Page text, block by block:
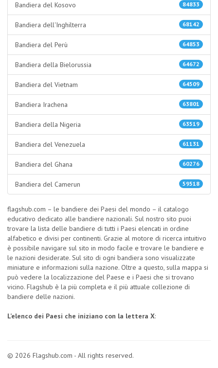
84833
Bandiera del Kosovo
68142
Bandiera dell'Inghilterra
64853
Bandiera del Perù
64672
Bandiera della Bielorussia
64509
Bandiera del Vietnam
63801
Bandiera Irachena
63519
Bandiera della Nigeria
61131
Bandiera del Venezuela
60276
Bandiera del Ghana
59518
Bandiera del Camerun
flagshub.com – le bandiere dei Paesi del mondo – il catalogo
educativo dedicato alle bandiere nazionali. Sul nostro sito puoi
trovare la lista delle bandiere di tutti i Paesi elencati in ordine
alfabetico e divisi per continenti. Grazie al motore di ricerca intuitivo
è possibile navigare sul sito in modo facile e trovare le bandiere e
le nazioni desiderate. Sul sito di ogni bandiera sono visualizzate
miniature e informazioni sulla nazione. Oltre a questo, sulla mappa si
può vedere la localizzazione del Paese e i Paesi che si trovano
vicino. Flagshub è la più completa e il più attuale collezione di
bandiere delle nazioni.
L’elenco dei Paesi che iniziano con la lettera X:
© 2026 Flagshub.com - All rights reserved.